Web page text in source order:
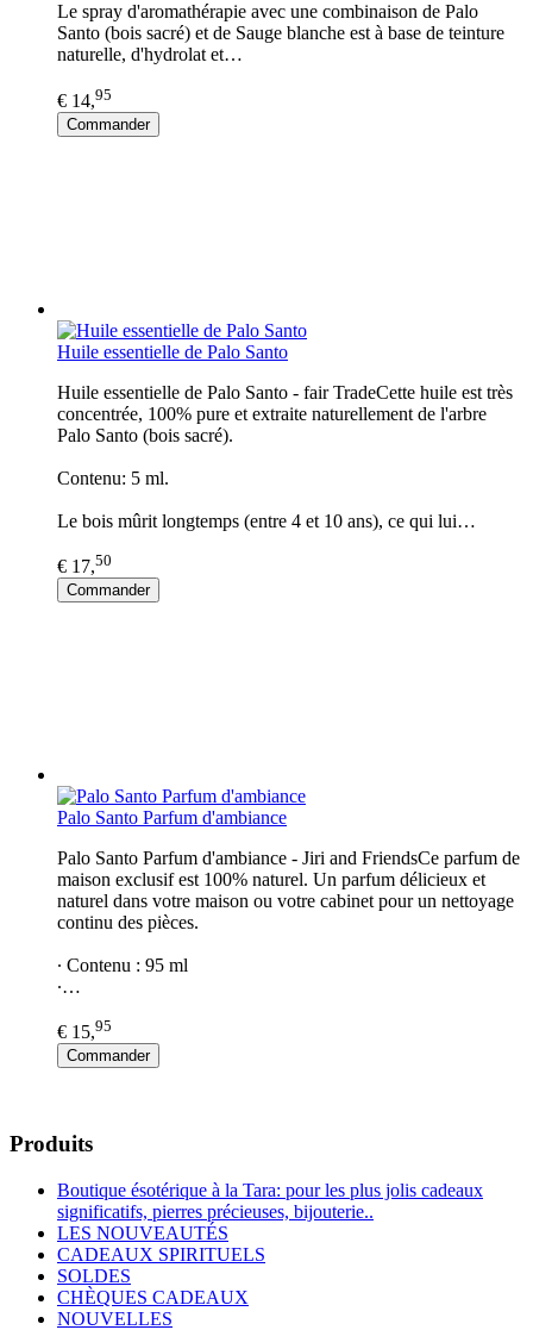
Le spray d'aromathérapie avec une combinaison de Palo
Santo (bois sacré) et de Sauge blanche est à base de teinture
naturelle, d'hydrolat et…
€ 14,95
Commander
Huile essentielle de Palo Santo
Huile essentielle de Palo Santo - fair TradeCette huile est très
concentrée, 100% pure et extraite naturellement de l'arbre
Palo Santo (bois sacré).
Contenu: 5 ml.
Le bois mûrit longtemps (entre 4 et 10 ans), ce qui lui…
€ 17,50
Commander
Palo Santo Parfum d'ambiance
Palo Santo Parfum d'ambiance - Jiri and FriendsCe parfum de
maison exclusif est 100% naturel. Un parfum délicieux et
naturel dans votre maison ou votre cabinet pour un nettoyage
continu des pièces.
∙ Contenu : 95 ml
∙…
€ 15,95
Commander
Produits
Boutique ésotérique à la Tara: pour les plus jolis cadeaux
significatifs, pierres précieuses, bijouterie..
LES NOUVEAUTÉS
CADEAUX SPIRITUELS
SOLDES
CHÈQUES CADEAUX
NOUVELLES